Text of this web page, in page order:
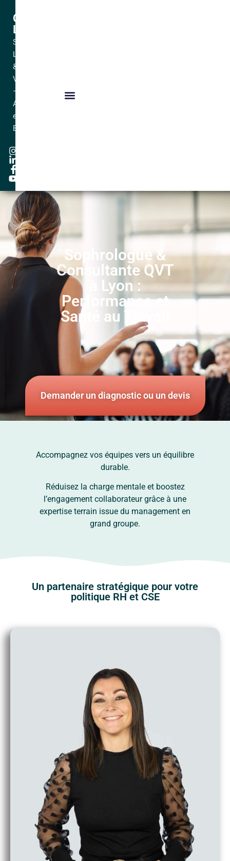
Céline
LAMOUR
Sophrologue
Lyon
&
Villeurbanne
–
Adulte
et
Enfant
Sophrologue &
Consultante QVT
à Lyon :
Performance et
Santé au Travail
Demander un diagnostic ou un devis
Accompagnez vos équipes vers un équilibre
durable.
Réduisez la charge mentale et boostez
l’engagement collaborateur grâce à une
expertise terrain issue du management en
grand groupe.
Un partenaire stratégique pour votre
politique RH et CSE